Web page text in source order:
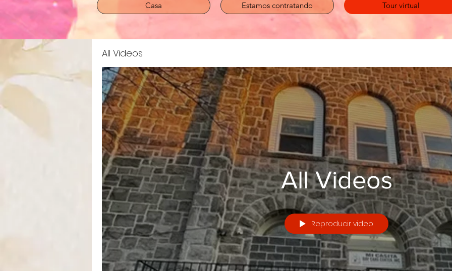
Casa Estamos contratando Tour virtual
All Videos
All Videos
Reproducir video